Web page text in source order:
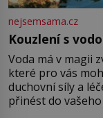
nejsemsama.cz
Kouzlení s
Voda má v magii
které pro vás
duchovní síly a
přinést do